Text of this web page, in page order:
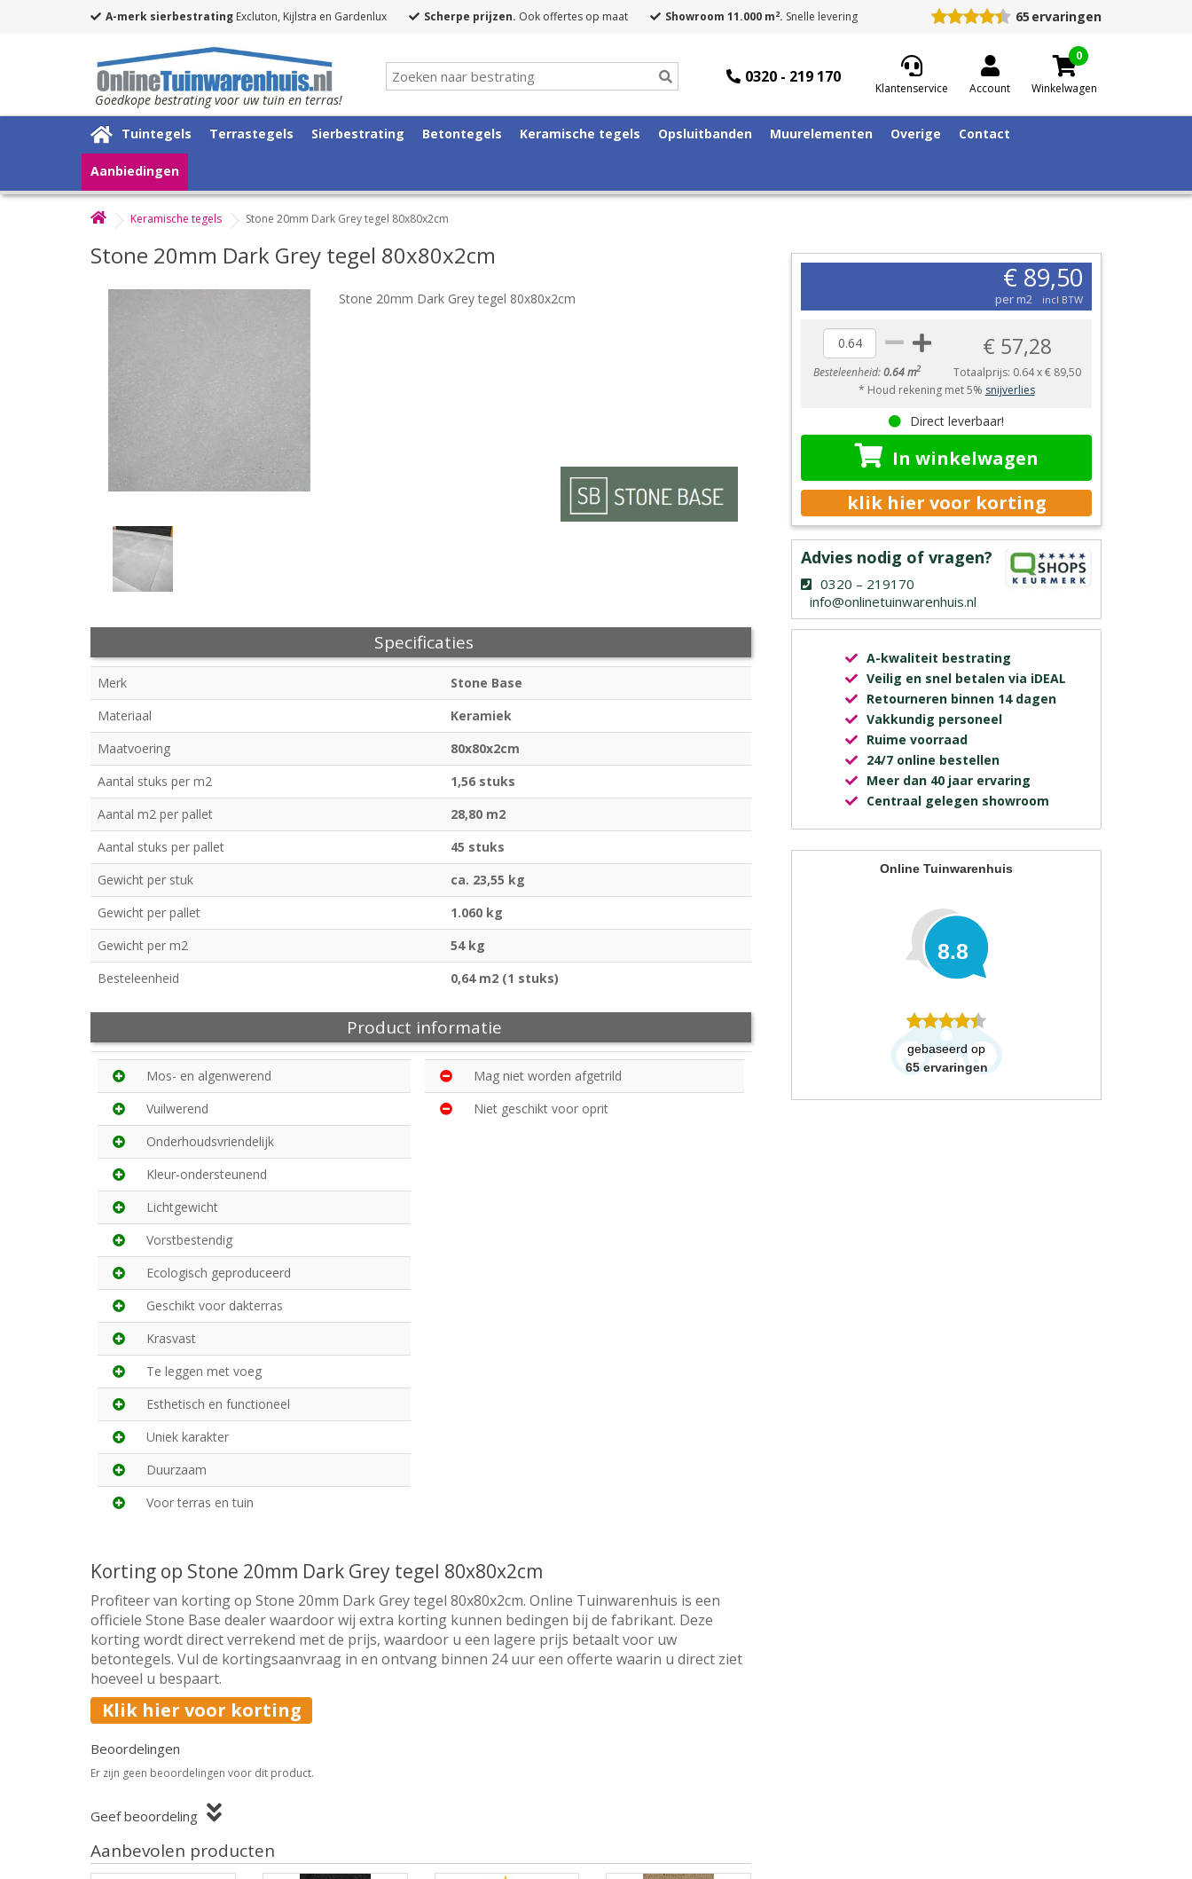
A-merk sierbestrating Excluton, Kijlstra en Gardenlux Scherpe prijzen. Ook offertes op maat Showroom 11.000 m2. Snelle levering 65 ervaringen
Goedkope bestrating voor uw tuin en terras!
0320 - 219 170
Klantenservice Account
0
Winkelwagen
Tuintegels Terrastegels Sierbestrating Betontegels Keramische tegels Opsluitbanden Muurelementen Overige Contact
Aanbiedingen
Keramische tegels Stone 20mm Dark Grey tegel 80x80x2cm
Stone 20mm Dark Grey tegel 80x80x2cm
Stone 20mm Dark Grey tegel 80x80x2cm
Specificaties
Merk
Stone Base
Materiaal
Keramiek
Maatvoering
80x80x2cm
Aantal stuks per m2
1,56 stuks
Aantal m2 per pallet
28,80 m2
Aantal stuks per pallet
45 stuks
Gewicht per stuk
ca. 23,55 kg
Gewicht per pallet
1.060 kg
Gewicht per m2
54 kg
Besteleenheid
0,64 m2 (1 stuks)
Product informatie
Mos- en algenwerend
Vuilwerend
Onderhoudsvriendelijk
Kleur-ondersteunend
Lichtgewicht
Vorstbestendig
Ecologisch geproduceerd
Geschikt voor dakterras
Krasvast
Te leggen met voeg
Esthetisch en functioneel
Uniek karakter
Duurzaam
Voor terras en tuin
Mag niet worden afgetrild
Niet geschikt voor oprit
Korting op Stone 20mm Dark Grey tegel 80x80x2cm
Profiteer van korting op Stone 20mm Dark Grey tegel 80x80x2cm. Online Tuinwarenhuis is een
officiele Stone Base dealer waardoor wij extra korting kunnen bedingen bij de fabrikant. Deze
korting wordt direct verrekend met de prijs, waardoor u een lagere prijs betaalt voor uw
betontegels. Vul de kortingsaanvraag in en ontvang binnen 24 uur een offerte waarin u direct ziet
hoeveel u bespaart.
Klik hier voor korting
Beoordelingen
Er zijn geen beoordelingen voor dit product.
Geef beoordeling
Aanbevolen producten
€ 89,50
per m2 incl BTW
Besteleenheid:0.64 m2
€ 57,28
Totaalprijs: 0.64x€ 89,50
* Houd rekening met 5% snijverlies
Direct leverbaar!
In winkelwagen
klik hier voor korting
Advies nodig of vragen?
0320 – 219170
info@onlinetuinwarenhuis.nl
A-kwaliteit bestrating
Veilig en snel betalen via iDEAL
Retourneren binnen 14 dagen
Vakkundig personeel
Ruime voorraad
24/7 online bestellen
Meer dan 40 jaar ervaring
Centraal gelegen showroom
Online Tuinwarenhuis
8.8
gebaseerd op
65 ervaringen